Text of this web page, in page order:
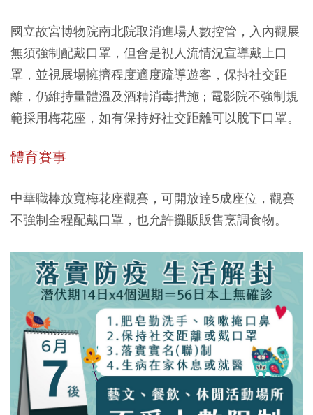
國立故宮博物院南北院取消進場人數控管，入內觀展
無須強制配戴口罩，但會是視人流情況宣導戴上口
罩，並視展場擁擠程度適度疏導遊客，保持社交距
離，仍維持量體溫及酒精消毒措施 ； 電影院不強制規
範採用梅花座，如有保持好社交距離可以脫下口罩。
體育賽事
中華職棒放寬梅花座觀賽，可開放達5成座位，觀賽
不強制全程配戴口罩，也允許攤販販售烹調食物。